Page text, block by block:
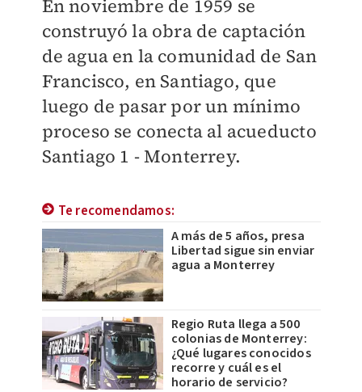
En noviembre de 1959 se
construyó la obra de captación
de agua en la comunidad de San
Francisco, en Santiago, que
luego de pasar por un mínimo
proceso se conecta al acueducto
Santiago 1 - Monterrey.
Te recomendamos:
A más de 5 años, presa
Libertad sigue sin enviar
agua a Monterrey
Regio Ruta llega a 500
colonias de Monterrey:
¿Qué lugares conocidos
recorre y cuál es el
horario de servicio?